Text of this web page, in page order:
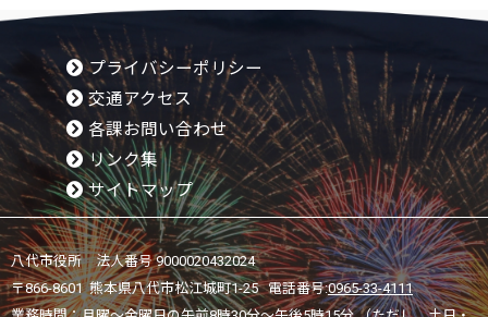
プライバシーポリシー
交通アクセス
各課お問い合わせ
リンク集
サイトマップ
八代市役所 法人番号 9000020432024
〒866-8601 熊本県八代市松江城町1-25 電話番号:0965-33-4111